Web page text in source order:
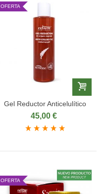
OFERTA
Gel Reductor Anticelulítico
45,00 €
OFERTA